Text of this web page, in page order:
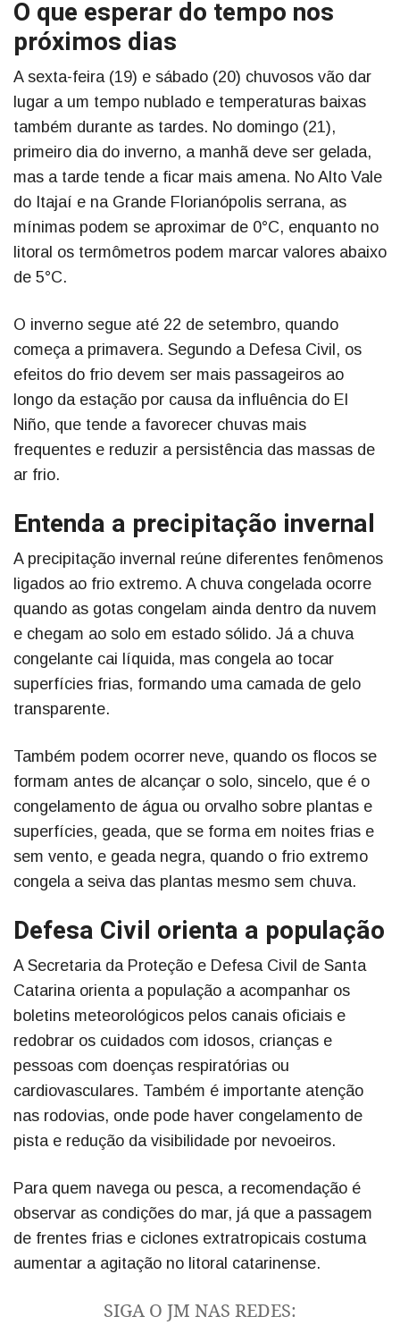
O que esperar do tempo nos
próximos dias
A sexta-feira (19) e sábado (20) chuvosos vão dar
lugar a um tempo nublado e temperaturas baixas
também durante as tardes. No domingo (21),
primeiro dia do inverno, a manhã deve ser gelada,
mas a tarde tende a ficar mais amena. No Alto Vale
do Itajaí e na Grande Florianópolis serrana, as
mínimas podem se aproximar de 0°C, enquanto no
litoral os termômetros podem marcar valores abaixo
de 5°C.
O inverno segue até 22 de setembro, quando
começa a primavera. Segundo a Defesa Civil, os
efeitos do frio devem ser mais passageiros ao
longo da estação por causa da influência do El
Niño, que tende a favorecer chuvas mais
frequentes e reduzir a persistência das massas de
ar frio.
Entenda a precipitação invernal
A precipitação invernal reúne diferentes fenômenos
ligados ao frio extremo. A chuva congelada ocorre
quando as gotas congelam ainda dentro da nuvem
e chegam ao solo em estado sólido. Já a chuva
congelante cai líquida, mas congela ao tocar
superfícies frias, formando uma camada de gelo
transparente.
Também podem ocorrer neve, quando os flocos se
formam antes de alcançar o solo, sincelo, que é o
congelamento de água ou orvalho sobre plantas e
superfícies, geada, que se forma em noites frias e
sem vento, e geada negra, quando o frio extremo
congela a seiva das plantas mesmo sem chuva.
Defesa Civil orienta a população
A Secretaria da Proteção e Defesa Civil de Santa
Catarina orienta a população a acompanhar os
boletins meteorológicos pelos canais oficiais e
redobrar os cuidados com idosos, crianças e
pessoas com doenças respiratórias ou
cardiovasculares. Também é importante atenção
nas rodovias, onde pode haver congelamento de
pista e redução da visibilidade por nevoeiros.
Para quem navega ou pesca, a recomendação é
observar as condições do mar, já que a passagem
de frentes frias e ciclones extratropicais costuma
aumentar a agitação no litoral catarinense.
SIGA O JM NAS REDES: